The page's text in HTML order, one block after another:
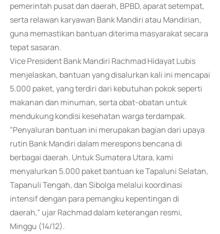
pemerintah pusat dan daerah, BPBD, aparat setempat,
serta relawan karyawan Bank Mandiri atau Mandirian,
guna memastikan bantuan diterima masyarakat secara
tepat sasaran.
Vice President Bank Mandiri Rachmad Hidayat Lubis
menjelaskan, bantuan yang disalurkan kali ini mencapai
5.000 paket, yang terdiri dari kebutuhan pokok seperti
makanan dan minuman, serta obat-obatan untuk
mendukung kondisi kesehatan warga terdampak.
"Penyaluran bantuan ini merupakan bagian dari upaya
rutin Bank Mandiri dalam merespons bencana di
berbagai daerah. Untuk Sumatera Utara, kami
menyalurkan 5.000 paket bantuan ke Tapaluni Selatan,
Tapanuli Tengah, dan Sibolga melalui koordinasi
intensif dengan para pemangku kepentingan di
daerah," ujar Rachmad dalam keterangan resmi,
Minggu (14/12).